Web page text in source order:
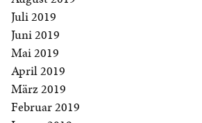
Juli 2019
Juni 2019
Mai 2019
April 2019
März 2019
Februar 2019